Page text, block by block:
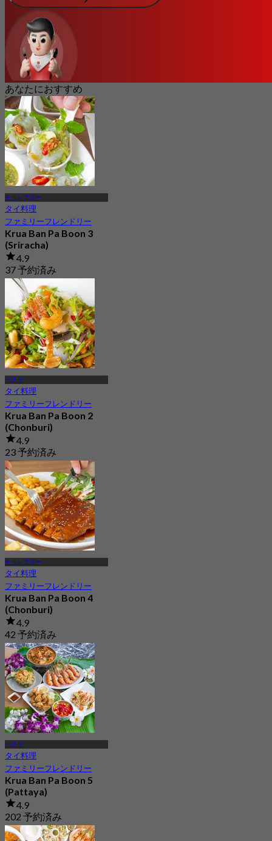
あなたにおすすめ
チョンブリー
タイ料理
ファミリーフレンドリー
Krua Ban Pa Boon 3
(Sriracha)
4.9
37 予約済み
から
฿ 483.33
パタヤ
タイ料理
ファミリーフレンドリー
Krua Ban Pa Boon 2
(Chonburi)
4.9
23 予約済み
から฿ 463.33
チョンブリー
タイ料理
ファミリーフレンドリー
Krua Ban Pa Boon 4
(Chonburi)
4.9
42 予約済み
から฿ 463.33
パタヤ
タイ料理
ファミリーフレンドリー
Krua Ban Pa Boon 5
(Pattaya)
4.9
202 予約済み
から
฿ 463.33